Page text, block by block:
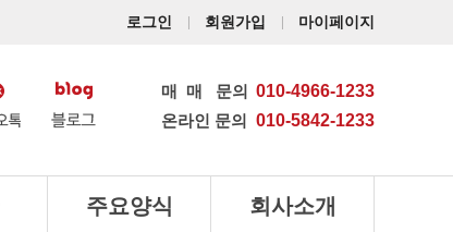
로그인 회원가입 마이페이지
매매 문의 010-4966-1233
온라인 문의 010-5842-1233
주요양식 회사소개